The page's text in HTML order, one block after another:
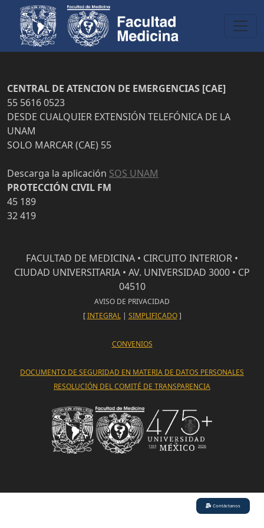
CENTRAL DE ATENCION DE EMERGENCIAS [CAE]
55 5616 0523
DESDE CUALQUIER EXTENSIÓN TELEFÓNICA DE LA
UNAM
SOLO MARCAR (CAE) 55
Descarga la aplicación SOS UNAM
PROTECCIÓN CIVIL FM
45 189
32 419
FACULTAD DE MEDICINA • CIRCUITO INTERIOR •
CIUDAD UNIVERSITARIA • AV. UNIVERSIDAD 3000 • CP
04510
AVISO DE PRIVACIDAD
[INTEGRAL| SIMPLIFICADO]
CONVENIOS
DOCUMENTO DE SEGURIDAD EN MATERIA DE DATOS PERSONALES
RESOLUCIÓN DEL COMITÉ DE TRANSPARENCIA
Contáctanos